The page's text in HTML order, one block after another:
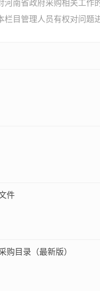
河南省政府采购相关工
栏目管理人员有权对问题
件
购目录（最新版）